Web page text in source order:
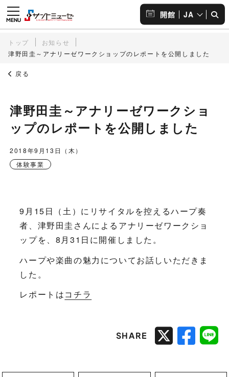
開館 JA
トップ
お知らせ
津野田圭～アナリーゼワークショップのレポートを公開しました
戻る
津野田圭～アナリーゼワークショ
ップのレポートを公開しました
2018年9月13日（木）
体験事業
9月15日（土）にリサイタルを控えるハープ奏
者、津野田圭さんによるアナリーゼワークショ
ップを、8月31日に開催しました。
ハープや楽曲の魅力についてお話しいただきま
した。
レポートはコチラ
SHARE